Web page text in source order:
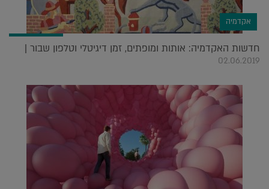
אקדמיה
חדשות האקדמיה: אותות ומופתים, זמן דיגיטלי וטלפון שבור |
02.06.2019